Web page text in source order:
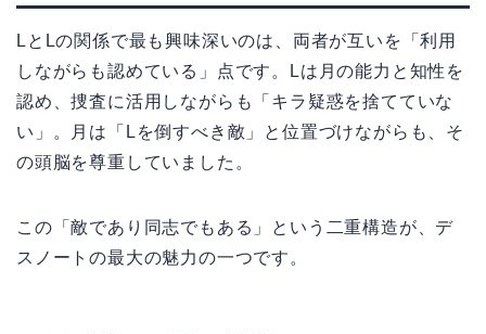
LとLの関係で最も興味深いのは、両者が互いを「利用
しながらも認めている」点です。Lは月の能力と知性を
認め、捜査に活用しながらも「キラ疑惑を捨てていな
い」。月は「Lを倒すべき敵」と位置づけながらも、そ
の頭脳を尊重していました。
この「敵であり同志でもある」という二重構造が、デ
スノートの最大の魅力の一つです。